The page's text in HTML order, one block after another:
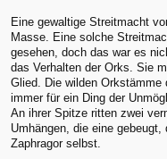
Eine gewaltige Streitmacht
Masse. Eine solche
gesehen, doch das war es
das Verhalten der Orks. Sie
Glied. Die wilden Orkstämme
immer für ein Ding der
An ihrer Spitze ritten zwei
Umhängen, die eine
Zaphragor selbst.